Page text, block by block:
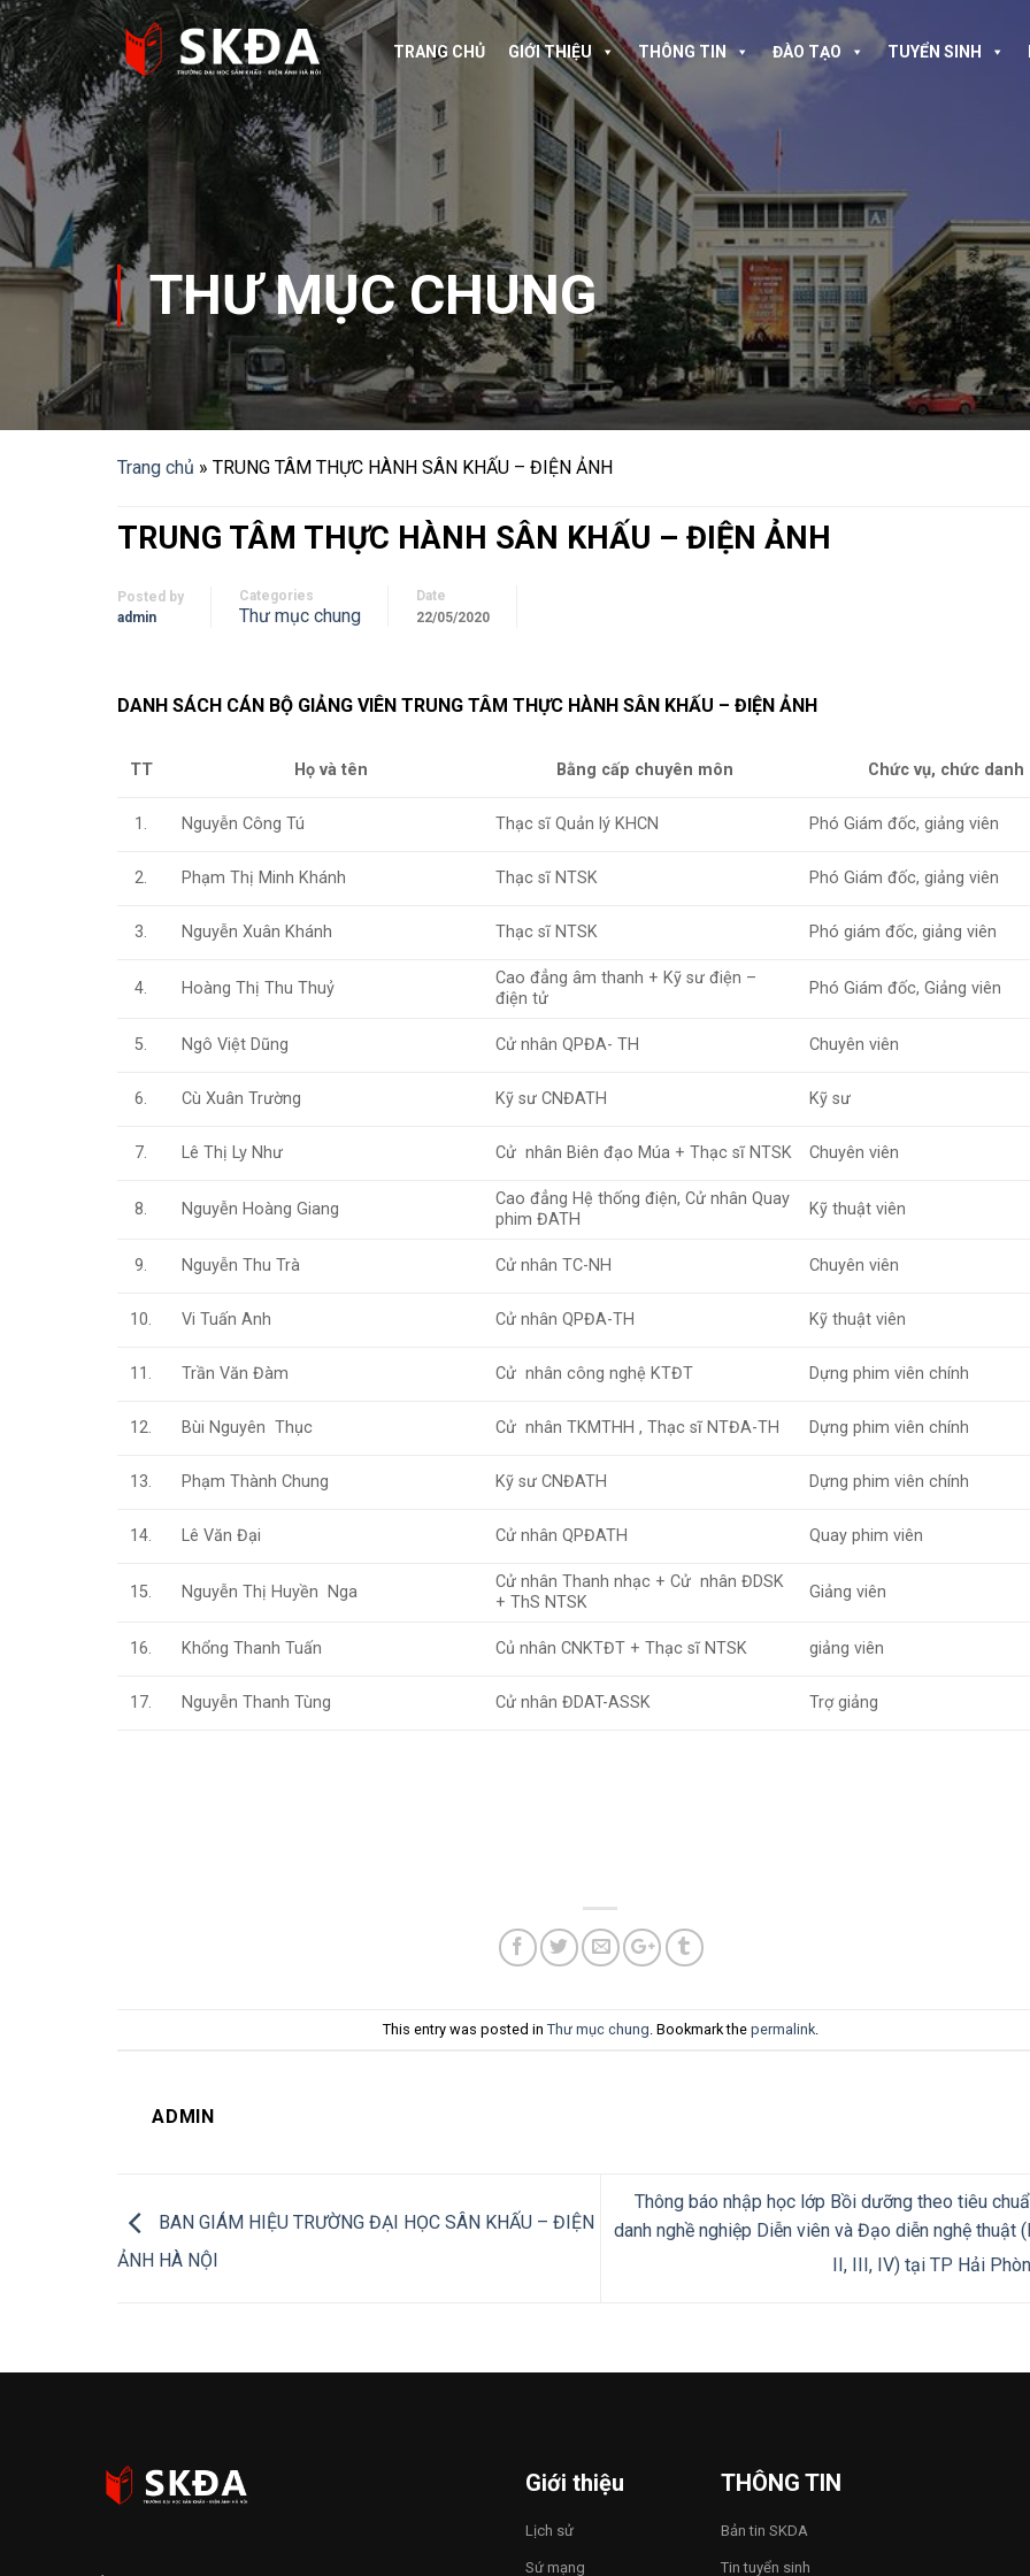
Skip
to
content
TRANG CHỦ GIỚI THIỆU THÔNG TIN ĐÀO TẠO TUYỂN SINH
THƯ MỤC CHUNG
Trang chủ » TRUNG TÂM THỰC HÀNH SÂN KHẤU – ĐIỆN ẢNH
TRUNG TÂM THỰC HÀNH SÂN KHẤU – ĐIỆN ẢNH
Posted by
admin
Categories
Thư mục chung
Date
22/05/2020
DANH SÁCH CÁN BỘ GIẢNG VIÊN TRUNG TÂM THỰC HÀNH SÂN KHẤU – ĐIỆN ẢNH
TT Họ và tên Bằng cấp chuyên môn Chức vụ, chức danh
1. Nguyễn Công Tú Thạc sĩ Quản lý KHCN Phó Giám đốc, giảng viên
2. Phạm Thị Minh Khánh Thạc sĩ NTSK Phó Giám đốc, giảng viên
3. Nguyễn Xuân Khánh Thạc sĩ NTSK Phó giám đốc, giảng viên
4. Hoàng Thị Thu Thuỷ
Cao đẳng âm thanh + Kỹ sư điện –
điện tử
Phó Giám đốc, Giảng viên
5. Ngô Việt Dũng Cử nhân QPĐA- TH Chuyên viên
6. Cù Xuân Trường Kỹ sư CNĐATH Kỹ sư
7. Lê Thị Ly Như Cử nhân Biên đạo Múa + Thạc sĩ NTSK Chuyên viên
8. Nguyễn Hoàng Giang
Cao đẳng Hệ thống điện, Cử nhân Quay
phim ĐATH
Kỹ thuật viên
9. Nguyễn Thu Trà Cử nhân TC-NH Chuyên viên
10. Vi Tuấn Anh Cử nhân QPĐA-TH Kỹ thuật viên
11. Trần Văn Đàm Cử nhân công nghệ KTĐT Dựng phim viên chính
12. Bùi Nguyên Thục Cử nhân TKMTHH , Thạc sĩ NTĐA-TH Dựng phim viên chính
13. Phạm Thành Chung Kỹ sư CNĐATH Dựng phim viên chính
14. Lê Văn Đại Cử nhân QPĐATH Quay phim viên
15. Nguyễn Thị Huyền Nga
Cử nhân Thanh nhạc + Cử nhân ĐDSK
+ ThS NTSK
Giảng viên
16. Khổng Thanh Tuấn Củ nhân CNKTĐT + Thạc sĩ NTSK giảng viên
17. Nguyễn Thanh Tùng Cử nhân ĐDAT-ASSK Trợ giảng
This entry was posted in Thư mục chung . Bookmark the permalink.
ADMIN
BAN GIÁM HIỆU TRƯỜNG ĐẠI HỌC SÂN KHẤU – ĐIỆN
ẢNH HÀ NỘI
Thông báo nhập học lớp Bồi dưỡng theo tiêu
danh nghề nghiệp Diễn viên và Đạo diễn nghệ thuật
II, III, IV) tại TP Hải
Giới thiệu
Lịch sử
Sứ mạng
THÔNG TIN
Bản tin SKDA
Tin tuyển sinh